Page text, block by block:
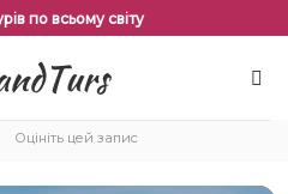
по всьому світу
Оцініть цей запис